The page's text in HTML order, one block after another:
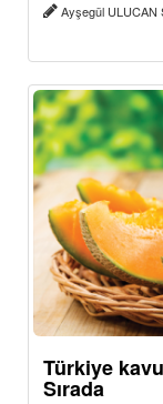
Ayşegül ULUCAN
Türkiye
Sırada